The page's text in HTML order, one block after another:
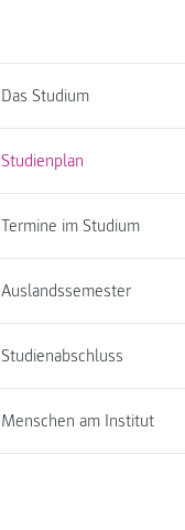
Das Studium
Studienplan
Termine im Studium
Auslandssemester
Studienabschluss
Menschen am Institut